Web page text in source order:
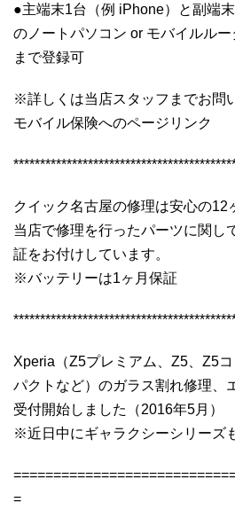
●主端末1台（例 iPhone）と副端
のノートパソコン or モバイルル
まで登録可
※詳しくは当店スタッフまでお問
モバイル保険へのページリンク
クイック名古屋の修理は安心の12
当店で修理を行ったパーツに関し
証をお付けしています。
※バッテリーは1ヶ月保証
Xperia（Z5プレミアム、Z5、Z5
パクトなど）のガラス割れ修理、
受付開始しました（2016年5月）
※近日中にギャラクシーシリーズ
=